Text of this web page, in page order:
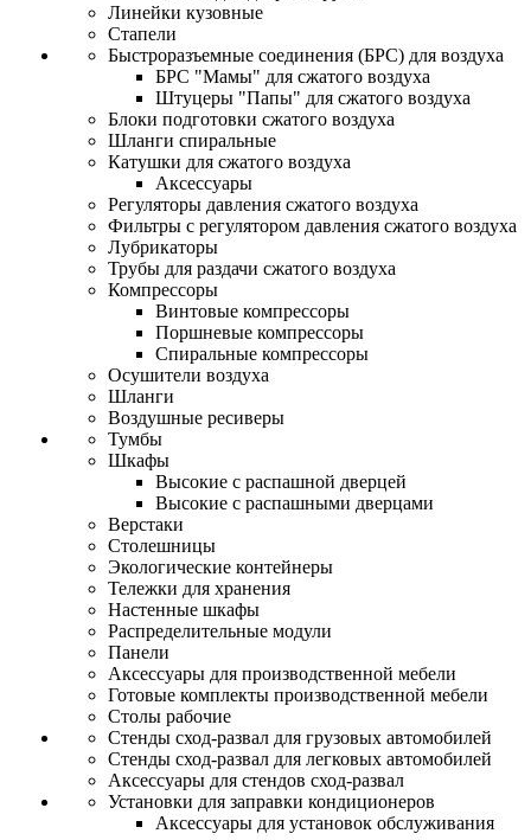
Линейки кузовные
Стапели
Быстроразъемные соединения (БРС) для воздуха
БРС "Мамы" для сжатого воздуха
Штуцеры "Папы" для сжатого воздуха
Блоки подготовки сжатого воздуха
Шланги спиральные
Катушки для сжатого воздуха
Аксессуары
Регуляторы давления сжатого воздуха
Фильтры с регулятором давления сжатого воздуха
Лубрикаторы
Трубы для раздачи сжатого воздуха
Компрессоры
Винтовые компрессоры
Поршневые компрессоры
Спиральные компрессоры
Осушители воздуха
Шланги
Воздушные ресиверы
Тумбы
Шкафы
Высокие с распашной дверцей
Высокие с распашными дверцами
Верстаки
Столешницы
Экологические контейнеры
Тележки для хранения
Настенные шкафы
Распределительные модули
Панели
Аксессуары для производственной мебели
Готовые комплекты производственной мебели
Столы рабочие
Стенды сход-развал для грузовых автомобилей
Стенды сход-развал для легковых автомобилей
Аксессуары для стендов сход-развал
Установки для заправки кондиционеров
Аксессуары для установок обслуживания